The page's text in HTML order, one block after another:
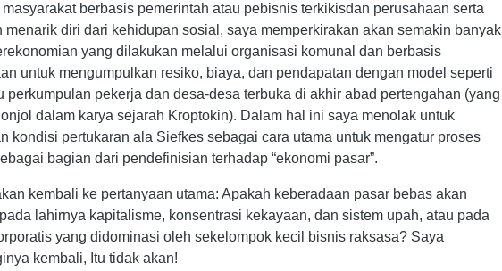
berbasis pemerintah atau pebisnis terkikisdan perusahaan serta
menarik diri dari kehidupan sosial, saya memperkirakan akan semakin banyak
yang dilakukan melalui organisasi komunal dan berbasis
untuk mengumpulkan resiko, biaya, dan pendapatan dengan model seperti
perkumpulan pekerja dan desa-desa terbuka di akhir abad pertengahan (yang
dalam karya sejarah Kroptokin). Dalam hal ini saya menolak untuk
kondisi pertukaran ala Siefkes sebagai cara utama untuk mengatur proses
bagian dari pendefinisian terhadap “ekonomi pasar”.
kembali ke pertanyaan utama: Apakah keberadaan pasar bebas akan
lahirnya kapitalisme, konsentrasi kekayaan, dan sistem upah, atau pada
yang didominasi oleh sekelompok kecil bisnis raksasa? Saya
kembali, Itu tidak akan!